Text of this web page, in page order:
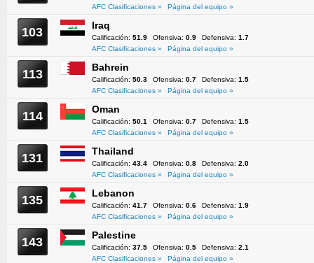
AFC Clasificaciones »
Página del equipo »
103 Iraq
Calificación: 51.9 Ofensiva: 0.9 Defensiva: 1.7
AFC Clasificaciones »
Página del equipo »
113 Bahrein
Calificación: 50.3 Ofensiva: 0.7 Defensiva: 1.5
AFC Clasificaciones »
Página del equipo »
114 Oman
Calificación: 50.1 Ofensiva: 0.7 Defensiva: 1.5
AFC Clasificaciones »
Página del equipo »
131 Thailand
Calificación: 43.4 Ofensiva: 0.8 Defensiva: 2.0
AFC Clasificaciones »
Página del equipo »
135 Lebanon
Calificación: 41.7 Ofensiva: 0.6 Defensiva: 1.9
AFC Clasificaciones »
Página del equipo »
143 Palestine
Calificación: 37.5 Ofensiva: 0.5 Defensiva: 2.1
AFC Clasificaciones »
Página del equipo »